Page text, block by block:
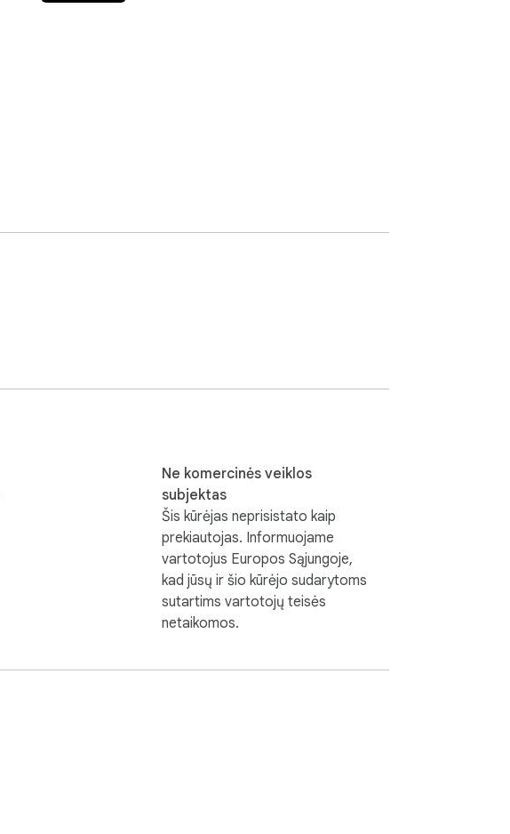
Ne komercinės veiklos
subjektas
Šis kūrėjas neprisistato kaip
prekiautojas. Informuojame
vartotojus Europos Sąjungoje,
kad jūsų ir šio kūrėjo sudarytoms
sutartims vartotojų teisės
netaikomos.